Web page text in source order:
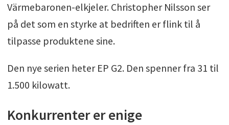
Värmebaronen-elkjeler. Christopher Nilsson ser
på det som en styrke at bedriften er flink til å
tilpasse produktene sine.
Den nye serien heter EP G2. Den spenner fra 31 til
1.500 kilowatt.
Konkurrenter er enige